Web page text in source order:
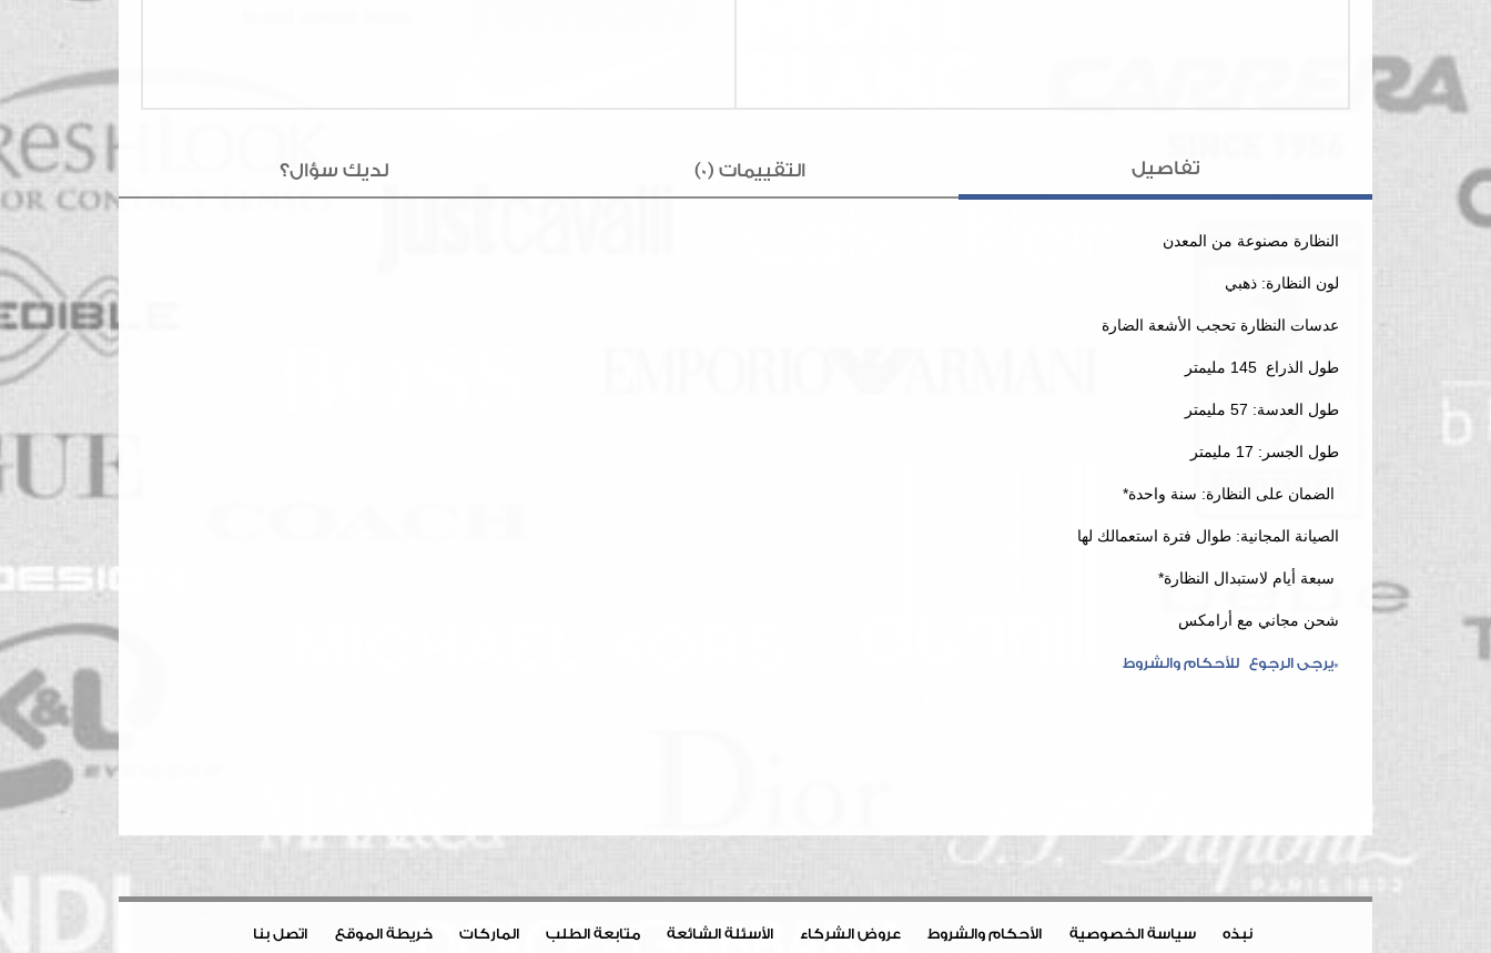
تفاصيل التقييمات (0) لديك سؤال؟
النظارة مصنوعة من المعدن
لون النظارة: ذهبي
عدسات النظارة تحجب الأشعة الضارة
طول الذراع 145 مليمتر
طول العدسة: 57 مليمتر
طول الجسر: 17 مليمتر
الضمان على النظارة: سنة واحدة*
الصيانة المجانية: طوال فترة استعمالك لها
سبعة أيام لاستبدال النظارة*
شحن مجاني مع أرامكس
*يرجى الرجوع للأحكام والشروط
نبذه سياسة الخصوصية الأحكام والشروط عروض الشركاء الأسئلة الشائعة متابعة الطلب الماركات خريطة الموقع اتصل بنا